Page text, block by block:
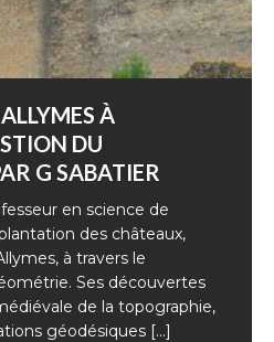
À
DU
G SABATIER
en science de
des châteaux,
à travers le
Ses découvertes
de la topographie,
géodésiques [...]